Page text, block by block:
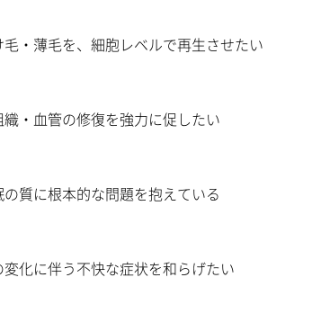
・薄毛を、細胞レベルで再生させたい
・血管の修復を強力に促したい
質に根本的な問題を抱えている
化に伴う不快な症状を和らげたい